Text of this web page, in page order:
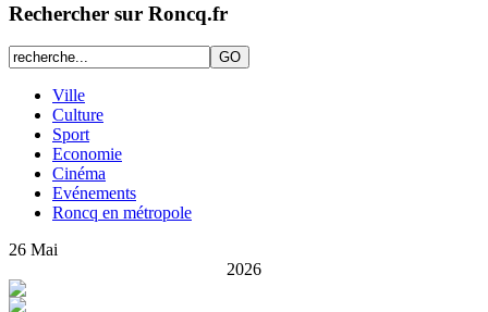
Rechercher sur Roncq.fr
Ville
Culture
Sport
Economie
Cinéma
Evénements
Roncq en métropole
26 Mai
2026